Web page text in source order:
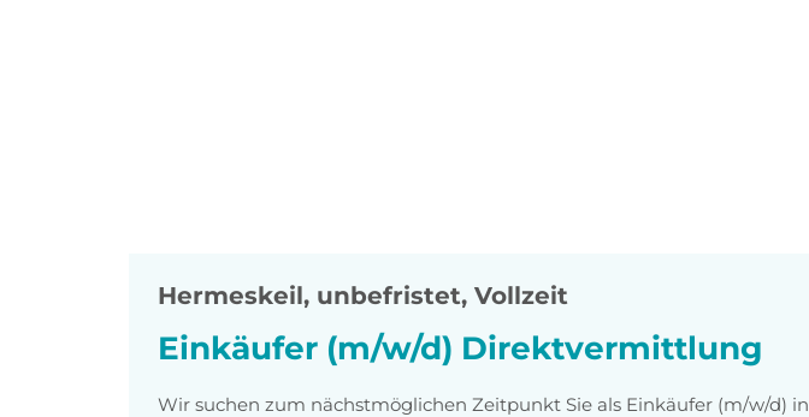
Hermeskeil, unbefristet, Vollzeit
Einkäufer (m/w/d) Direktvermittlung
Wir suchen zum nächstmöglichen Zeitpunkt Sie als Einkäufer (m/w/d) in